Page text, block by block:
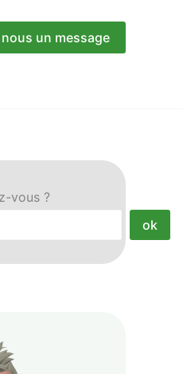
un message
vous ?
ok